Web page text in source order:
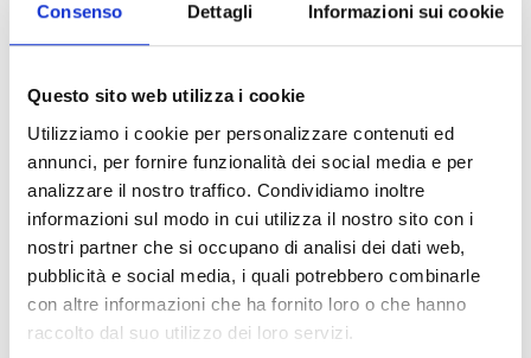
Consenso Dettagli Informazioni sui cookie
Questo sito web utilizza i cookie
Utilizziamo i cookie per personalizzare contenuti ed
annunci, per fornire funzionalità dei social media e per
analizzare il nostro traffico. Condividiamo inoltre
informazioni sul modo in cui utilizza il nostro sito con i
nostri partner che si occupano di analisi dei dati web,
pubblicità e social media, i quali potrebbero combinarle
con altre informazioni che ha fornito loro o che hanno
raccolto dal suo utilizzo dei loro servizi.
The program of today,Sunday 6 Augustat 9.30 pm, is
La zia d'America, a brilliant comedy byGeorge Deval
Studio.. A French pochade dressed with Italian sauce,
with disguises, comic suspense situations and true or
presumed betrayal.
To enjoy the warm summer evenings in open air, the
program takes place at thePalazzo Pellegrini –
Carmignani Cloister.